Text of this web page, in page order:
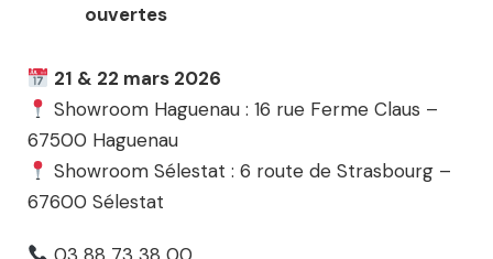
ouvertes
21 & 22 mars 2026
Showroom Haguenau : 16 rue Ferme Claus –
67500 Haguenau
Showroom Sélestat : 6 route de Strasbourg –
67600 Sélestat